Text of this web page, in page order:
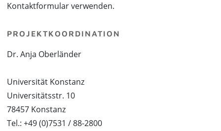
Kontaktformular verwenden.
PROJEKTKOORDINATION
Dr. Anja Oberländer
Universität Konstanz
Universitätsstr. 10
78457 Konstanz
Tel.: +49 (0)7531 / 88-2800